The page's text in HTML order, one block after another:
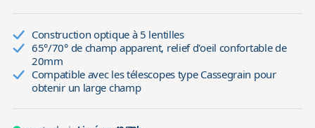
Construction optique à 5 lentilles
65°/70° de champ apparent, relief d'oeil confortable de
20mm
Compatible avec les télescopes type Cassegrain pour
obtenir un large champ